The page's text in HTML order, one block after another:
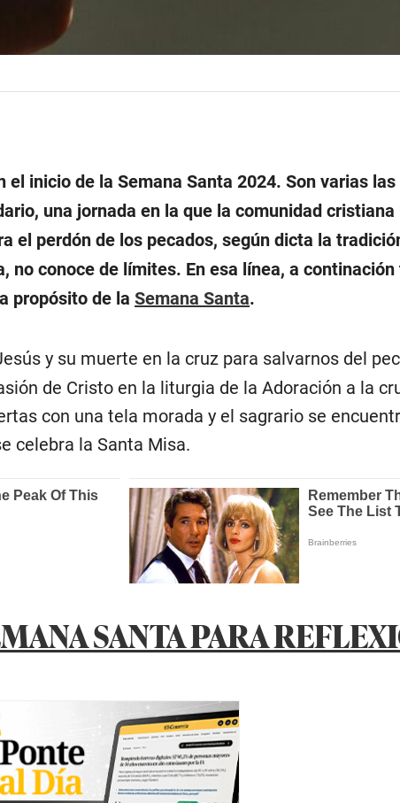
inicio de la Semana Santa 2024. Son varias
una jornada en la que la comunidad
el perdón de los pecados, según dicta la
no conoce de límites. En esa línea, a
propósito de laSemana Santa.
y su muerte en la cruz para salvarnos del
de Cristo en la liturgia de la Adoración a la
con una tela morada y el sagrario se
celebra la Santa Misa.
SANTA PARA